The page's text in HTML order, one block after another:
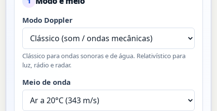
Modo Doppler
Clássico para ondas sonoras e de água. Relativístico para
luz, rádio e radar.
Meio de onda